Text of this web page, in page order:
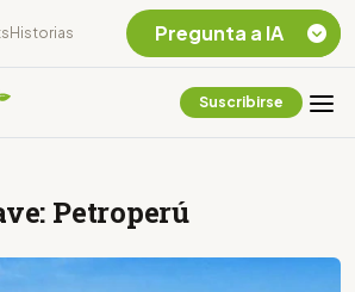
Historias
Suscribirse
Petroperú
Pregunta a IA
Listar destinos
Amazonia Ecuatoriana